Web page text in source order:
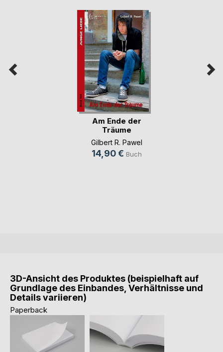
Am Ende der
Träume
Gilbert R. Pawel
14,90 € Buch
3D-Ansicht des Produktes (beispielhaft auf
Grundlage des Einbandes, Verhältnisse und
Details variieren)
Paperback